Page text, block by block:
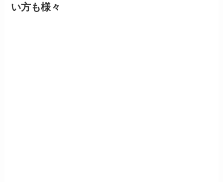
い方も様々